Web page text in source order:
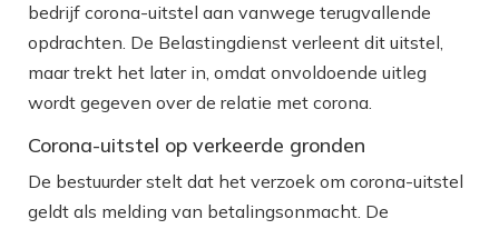
bedrijf corona-uitstel aan vanwege terugvallende
opdrachten. De Belastingdienst verleent dit uitstel,
maar trekt het later in, omdat onvoldoende uitleg
wordt gegeven over de relatie met corona.
Corona-uitstel op verkeerde gronden
De bestuurder stelt dat het verzoek om corona-uitstel
geldt als melding van betalingsonmacht. De